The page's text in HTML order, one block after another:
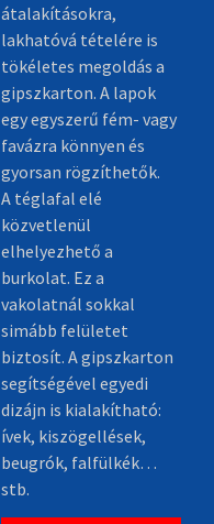
átalakításokra,
lakhatóvá tételére is
tökéletes megoldás a
gipszkarton. A lapok
egy egyszerű fém- vagy
favázra könnyen és
gyorsan rögzíthetők.
A téglafal elé
közvetlenül
elhelyezhető a
burkolat. Ez a
vakolatnál sokkal
simább felületet
biztosít. A gipszkarton
segítségével egyedi
dizájn is kialakítható:
ívek, kiszögellések,
beugrók, falfülkék…
stb.